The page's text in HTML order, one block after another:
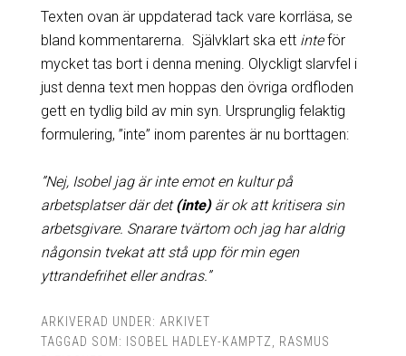
Texten ovan är uppdaterad tack vare korrläsa, se
bland kommentarerna. Självklart ska ett inteför
mycket tas bort i denna mening. Olyckligt slarvfel i
just denna text men hoppas den övriga ordfloden
gett en tydlig bild av min syn. Ursprunglig felaktig
formulering, ”inte” inom parentes är nu borttagen:
”Nej, Isobel jag är inte emot en kultur på
arbetsplatser där det(inte)är ok att kritisera sin
arbetsgivare. Snarare tvärtom och jag har aldrig
någonsin tvekat att stå upp för min egen
yttrandefrihet eller andras.”
ARKIVERAD UNDER: ARKIVET
TAGGAD SOM:
ISOBEL HADLEY-KAMPTZ
RASMUS